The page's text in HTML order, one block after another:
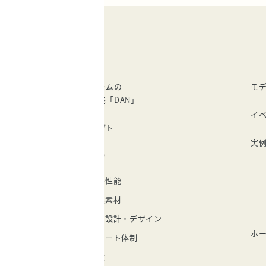
建成ホームの
注文住宅「DAN」
コンセプト
家づくり
住宅性能
自然素材
自由設計・デザイン
サポート体制
実績
モ
イ
実
ホ